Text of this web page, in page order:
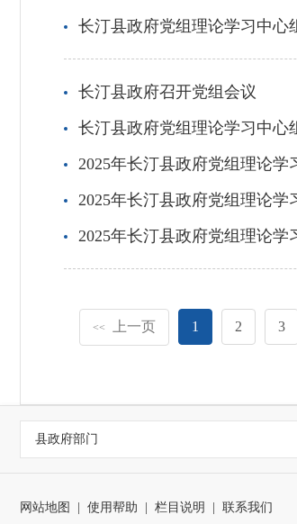
长汀县政府党组理论学习中心
长汀县政府召开党组会议
长汀县政府党组理论学习中心
2025年长汀县政府党组理论
2025年长汀县政府党组理论
2025年长汀县政府党组理论
<< 上一页 1 2 3
县政府部门
网站地图 使用帮助 栏目说明 联系我们